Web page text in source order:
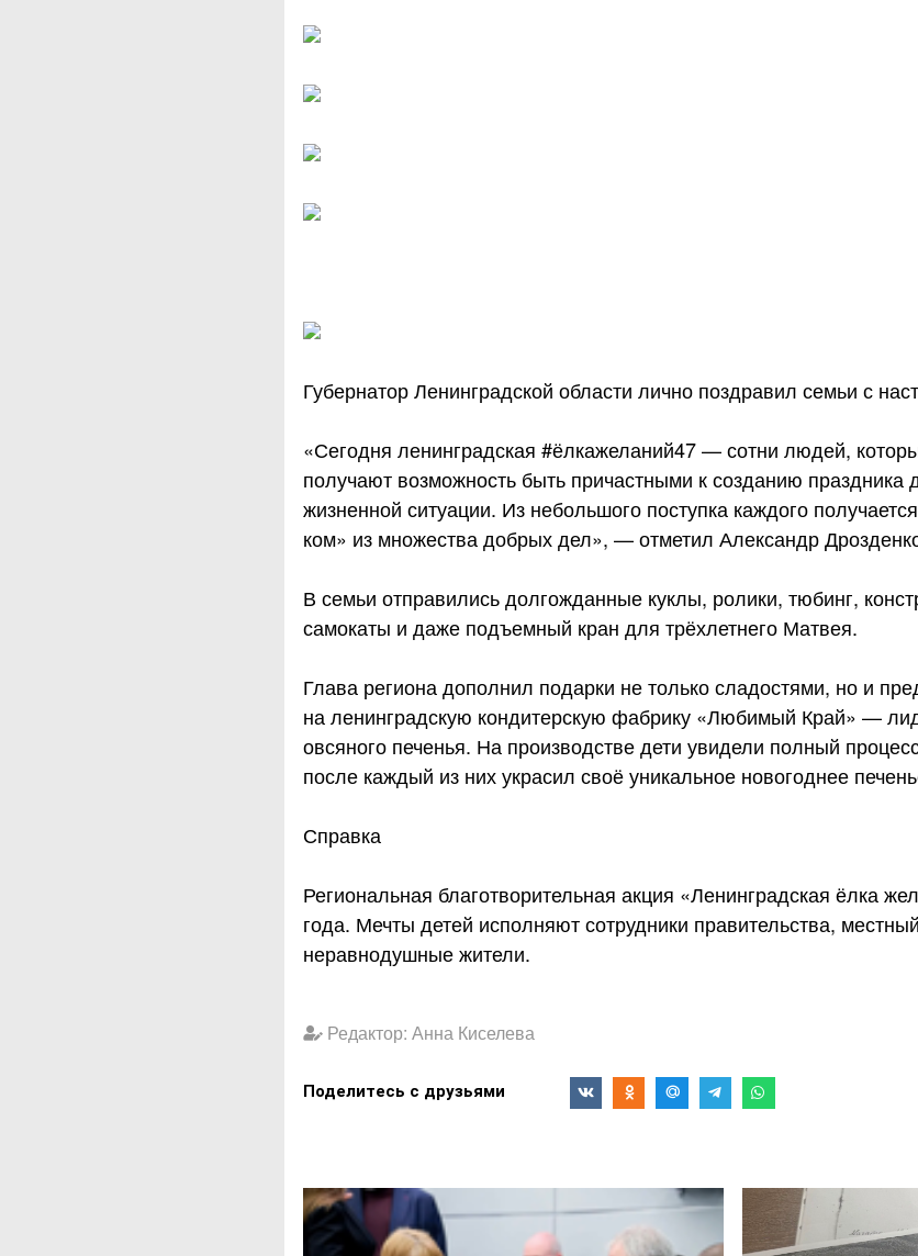
Губернатор Ленинградской области лично поздравил семьи с
«Сегодня ленинградская #ёлкажеланий47 — сотни людей,
получают возможность быть причастными к созданию праздника
жизненной ситуации. Из небольшого поступка каждого
ком» из множества добрых дел», — отметил Александр
В семьи отправились долгожданные куклы, ролики, тюбинг,
самокаты и даже подъемный кран для трёхлетнего Матвея.
Глава региона дополнил подарки не только сладостями, но и
на ленинградскую кондитерскую фабрику «Любимый Край» —
овсяного печенья. На производстве дети увидели полный
после каждый из них украсил своё уникальное новогоднее
Справка
Региональная благотворительная акция «Ленинградская ёлка
года. Мечты детей исполняют сотрудники правительства,
неравнодушные жители.
Редактор: Анна Киселева
Поделитесь с друзьями